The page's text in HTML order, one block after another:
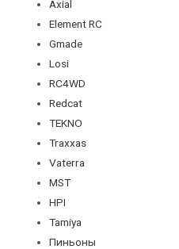
Axial
Element RC
Gmade
Losi
RC4WD
Redcat
TEKNO
Traxxas
Vaterra
MST
HPI
Tamiya
Пиньоны